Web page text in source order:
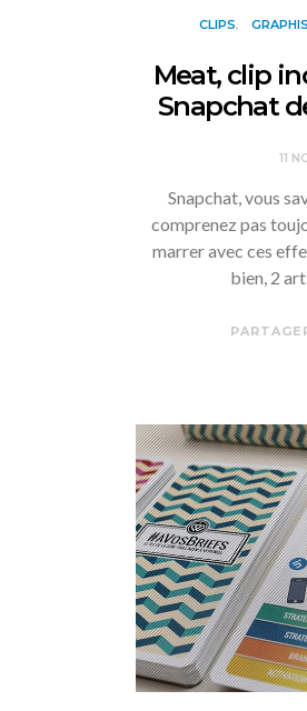
CLIPS
Meat, clip
Snapchat
11
Snapchat, vous
comprenez pas
marrer avec ces
bien, 2